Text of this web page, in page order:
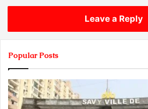
Leave a Reply
Popular Posts